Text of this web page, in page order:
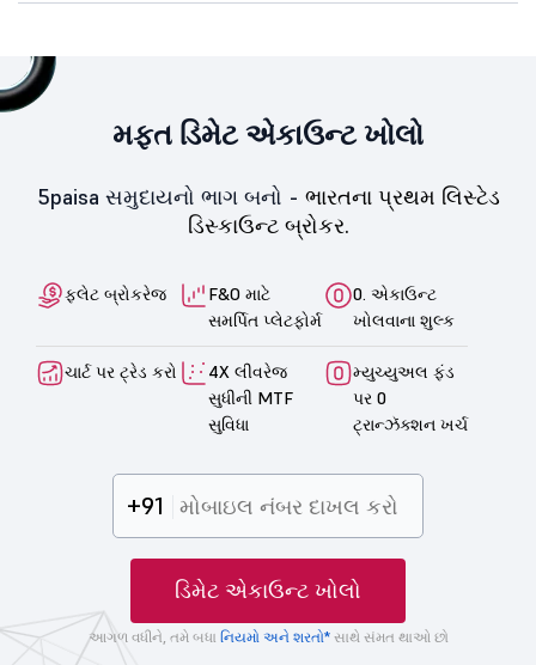
મફત ડિમેટ એકાઉન્ટ ખોલો
5paisa સમુદાયનો ભાગ બનો - ભારતના પ્રથમ લિસ્ટેડ
ડિસ્કાઉન્ટ બ્રોકર.
ફ્લેટ બ્રોકરેજ
F&O માટે
સમર્પિત પ્લેટફોર્મ
0. એકાઉન્ટ
ખોલવાના શુલ્ક
ચાર્ટ પર ટ્રેડ કરો
4X લીવરેજ
સુધીની MTF
સુવિધા
મ્યુચ્યુઅલ ફંડ
પર 0
ટ્રાન્ઝૅક્શન ખર્ચ
+91
ડિમેટ એકાઉન્ટ ખોલો
આગળ વધીને, તમે બધા નિયમો અને શરતો*સાથે સંમત થાઓ છો